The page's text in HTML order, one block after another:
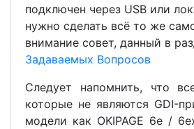
подключен через USB или
нужно сделать всё то же
внимание совет, данный в
Задаваемых Вопросов
Следует напомнить, что
которые не являются GDI-
модели как OKIPAGE 6e /